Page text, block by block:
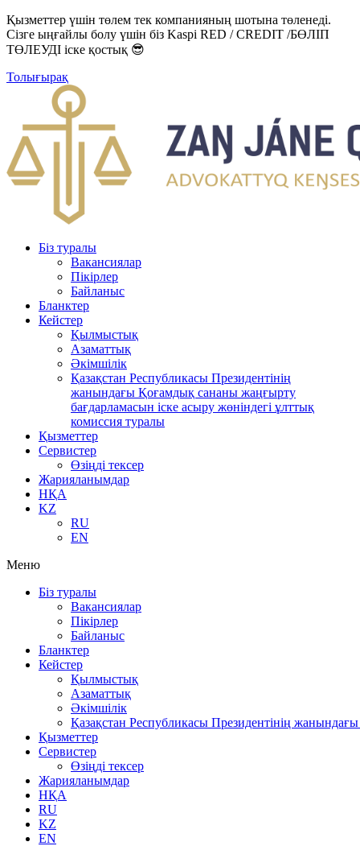
Қызметтер үшін төлем тек компанияның шотына төленеді.
Сізге ыңғайлы болу үшін біз Kaspi RED / CREDIT /БӨЛІП
ТӨЛЕУДІ іске қостық 😎
Толығырақ
Біз туралы
Вакансиялар
Пікірлер
Байланыс
Бланктер
Кейстер
Қылмыстық
Азаматтық
Әкімшілік
Қазақстан Республикасы Президентінің
жанындағы Қоғамдық сананы жаңғырту
бағдарламасын іске асыру жөніндегі ұлттық
комиссия туралы
Қызметтер
Сервистер
Өзіңді тексер
Жарияланымдар
НҚА
KZ
RU
EN
Меню
Біз туралы
Вакансиялар
Пікірлер
Байланыс
Бланктер
Кейстер
Қылмыстық
Азаматтық
Әкімшілік
Қазақстан Республикасы Президентінің
Қызметтер
Сервистер
Өзіңді тексер
Жарияланымдар
НҚА
RU
KZ
EN